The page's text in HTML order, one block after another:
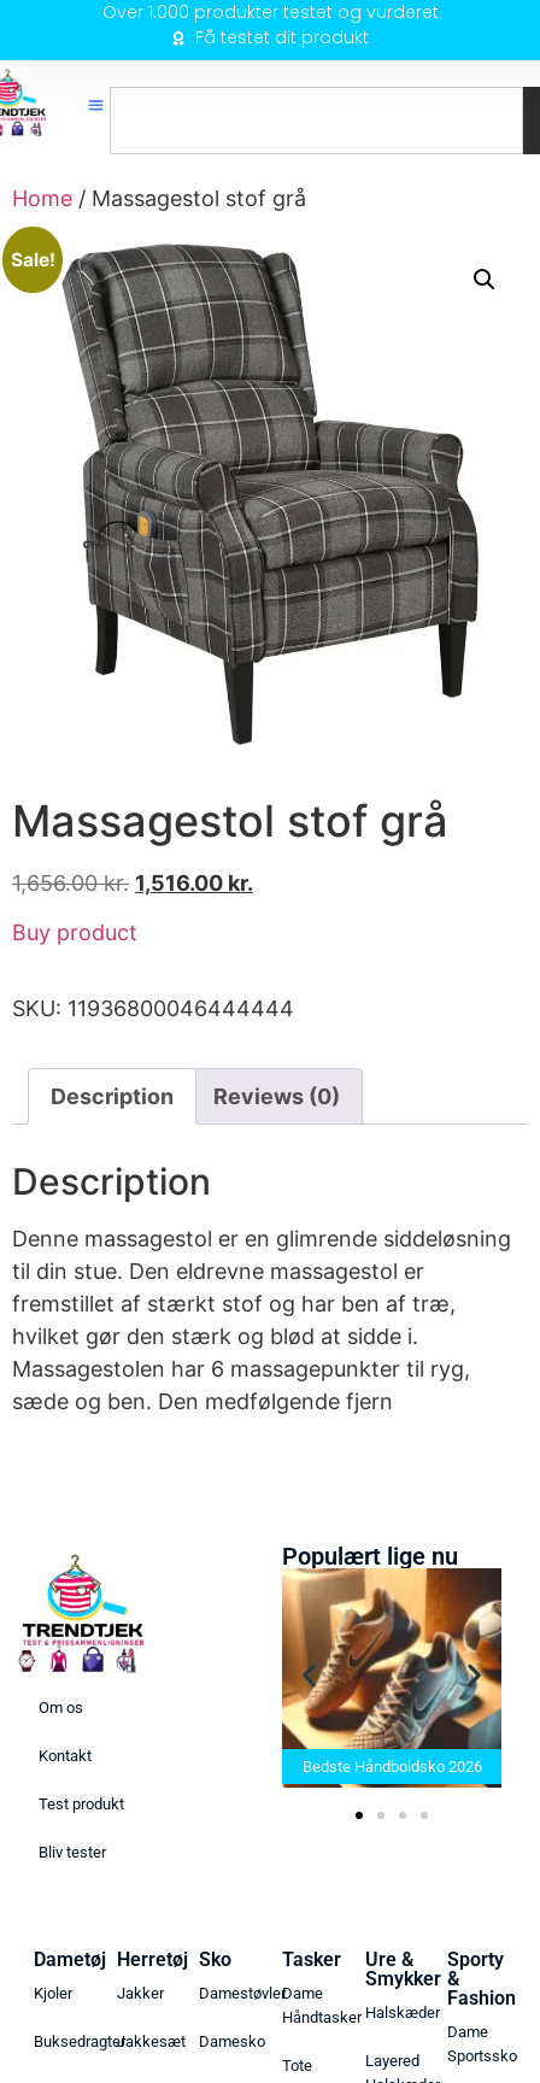
Over 1.000 produkter testet og vurderet
Få testet dit produkt
Home / Massagestol stof grå
Sale!
Massagestol stof grå
1,656.00kr. 1,516.00 kr.
Buy product
SKU: 11936800046444444
Description Reviews (0)
Description
Denne massagestol er en glimrende siddeløsning
til din stue. Den eldrevne massagestol er
fremstillet af stærkt stof og har ben af træ,
hvilket gør den stærk og blød at sidde i.
Massagestolen har 6 massagepunkter til ryg,
sæde og ben. Den medfølgende fjern
Om os
Kontakt
Test produkt
Bliv tester
Populært lige nu
Bedste Saunatæppe 2025 –
Find de bedste produkter her!
Bedste Håndboldsko 2026
Dametøj
Kjoler
Buksedragter
Herretøj
Jakker
Jakkesæt
Sko
Damestøvler
Damesko
Tasker
Dame
Håndtasker
Tote
Ure &
Smykker
Halskæder
Layered
Sporty
&
Fashion
Dame
Sportssko